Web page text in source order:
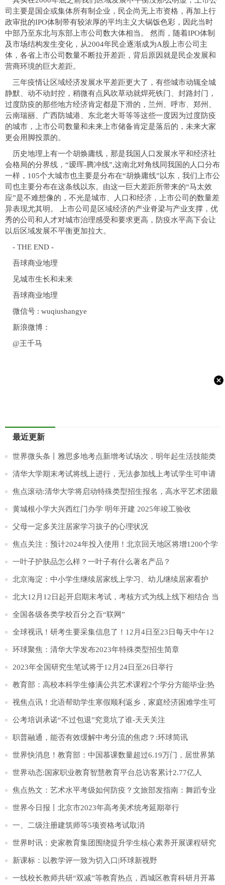
司主要是国企或集体所有制企业，民企尚无上市资格，再加上行
政审批的IPO体制带有较浓厚的平均主义大锅饭色彩，因此当时
中部乃至东北与东部上市公司数大体相当。 然而，随着IPO体制
及市场结构发生变化，从2004年民企逐渐成为A股上市公司主
体，各省上市公司数量不断拉开差距，背后原因就是民企发展和
营商环境的巨大差距。
三年疫情让区域经济发展水平差距更大了，有些城市动辄全城
静默、动不动封控，稍微有点风吹草动就焊死铁门、封路封门，
过度防疫的那些地方经济肯定都是下滑的，兰州、呼市、郑州、
云南瑞丽、广西防城港、东北老大哥等等这些一度因为过度防疫
的城市，上市公司数量和未来上市储备肯定是落后的，未来大家
更会用脚投票的。
历史地理上有一个胡焕庸线，那是我国人口发展水平和经济社
会格局的分界线，“瑷珲-腾冲线”,这南北对角线同我国的人口分布
一样，105个大城市也主要是分布在“胡焕庸线”以东，我们上市公
司也主要分布在这条线以东。由这一巨大差距所带来的“马太效
应”是不难想像的，不光是城市、人口和经济，上市公司的数量差
异表现尤其明。
上市公司是区域经济的产业脊梁与产业支撑，优
秀的公司和人才对城市治理感受和要求更高，防疫水平高下会让
以后区域发展不平衡更加拉大。
- THE END -
吾球商业地理
见城市生长和未来
吾球商业地理
微信号 : wuqiushangye
新浪微博：
@王千马
最近更新
世界微头条丨雅思多地考点新增考试场次，明年起生活技能类
考试费降低100元
清华大学期末考试将线上进行，无法参加线上考试学生可申请
缓考
焦点滚动:清华大学将启动特殊类型招生报名，高水平艺术团最
多不超30人
黄城根小学大兴西红门办学 明年开建 2025年竣工验收
父母一定多关注居家学习孩子的心理状况
焦点关注：预计2024年投入使用！北京回天地区将增1200个学
位
一叶子护肤品怎么样？一叶子有什么著名产品？
北京海淀：中小学生继续居家线上学习、幼儿继续居家看护
北大12月12日起开启期末考试，考核方式为线上线下相结合 当
前热文
全国各级各类学校百分之百“联网”
全球视讯！研考生要采集信息了！12月4日至23日每天中午12
时前打卡健康状态
环球聚焦：清华大学发布2023年特殊类型招生简章
2023年全国研究生笔试将于12月24日至26日举行
教育部：高校本科学生修满公共艺术课程2个学分方能毕业:热
门
视焦点讯！北语帮助学生寒假顺利返乡，家庭经济困难学生可
申请路费补助
公考培训承诺“不过包退”究竟坑了谁-天天关注
职普融通，能否有效缓解中考分流的焦虑？:环球简讯
世界快消息！教育部：中国慕课数量超过6.19万门，居世界第
一
世界动态:国家职业教育智慧教育平台总访客累计2.77亿人
焦点热文：艺术水平考级如何防疫？文旅部发指南：舞蹈专业
每考场上限10人
世界今日报丨北京市2023年高考美术统考延期举行
一、二级注册建筑师等5项资格考试取消
世界时讯：史家教育集团围绕提升学生核心素养开展课程研究
新课标：以教学评一致为切入口|环球新视野
一线校长教师共研“双减”等教育热点，西城区教育科研月开幕